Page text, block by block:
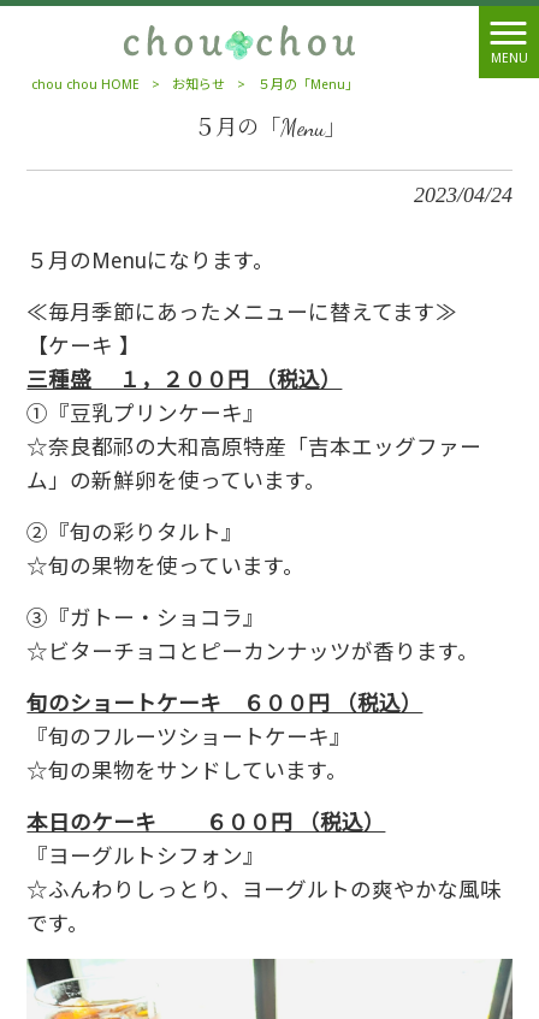
MENU
chou chou HOME
> お知らせ > ５月の「Menu」
５月の「Menu」
2023/04/24
５月のMenuになります。
≪毎月季節にあったメニューに替えてます≫
【ケーキ 】
三種盛 １，２００円 （税込）
①『豆乳プリンケーキ』
☆奈良都祁の大和高原特産「吉本エッグファー
ム」の新鮮卵を使っています。
②『旬の彩りタルト』
☆旬の果物を使っています。
③『ガトー・ショコラ』
☆ビターチョコとピーカンナッツが香ります。
旬のショートケーキ ６００円 （税込）
『旬のフルーツショートケーキ』
☆旬の果物をサンドしています。
本日のケーキ ６００円 （税込）
『ヨーグルトシフォン』
☆ふんわりしっとり、ヨーグルトの爽やかな風味
です。